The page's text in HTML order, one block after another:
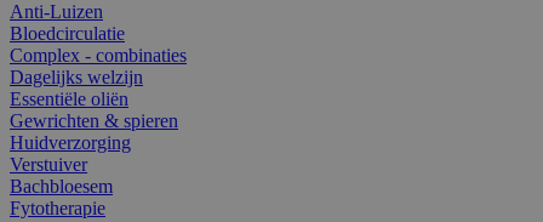
Anti-Luizen
Bloedcirculatie
Complex - combinaties
Dagelijks welzijn
Essentiële oliën
Gewrichten & spieren
Huidverzorging
Verstuiver
Bachbloesem
Fytotherapie